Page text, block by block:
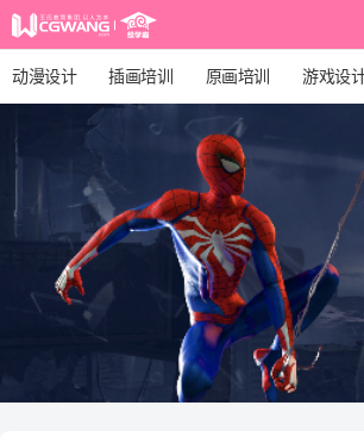
动漫设计 插画培训 原画培训 游戏设
影视后期 3D建模 培训课程 动画
漫画设计 板绘培训